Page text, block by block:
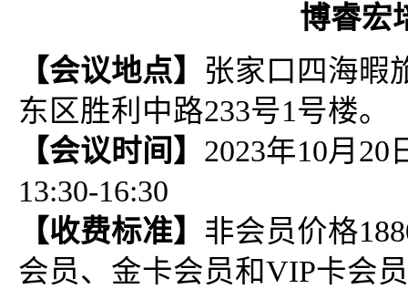
博睿宏
【会议地点】 张家口四海暇
东区胜利中路233号1号楼。
【会议时间】 2023年10月
13:30-16:30
【收费标准】 非会员价格
会员、金卡会员和VIP卡会